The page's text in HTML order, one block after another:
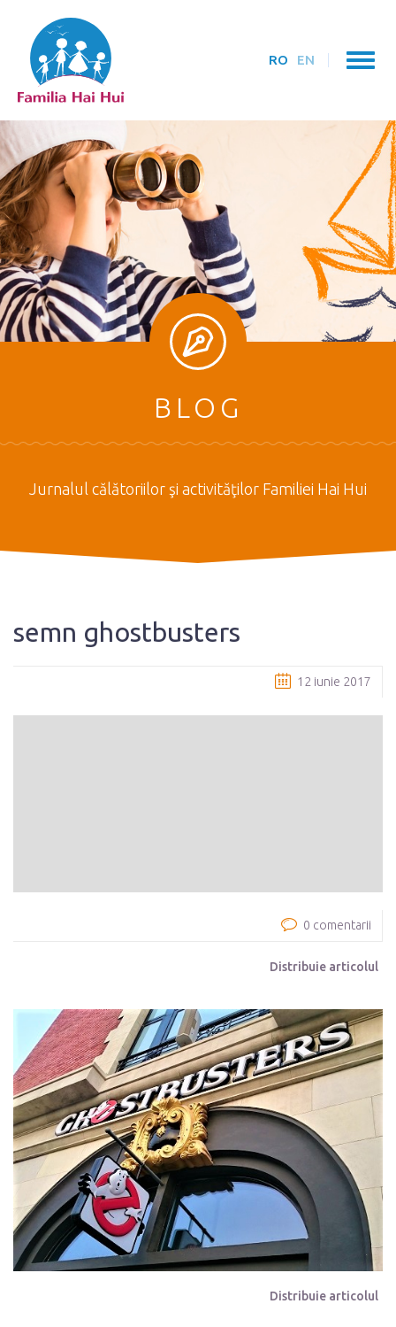
RO EN
BLOG
Jurnalul călătoriilor şi activităţilor Familiei Hai Hui
semn ghostbusters
12 iunie 2017
0 comentarii
Distribuie articolul
Distribuie articolul